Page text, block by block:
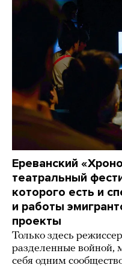
Ереванский
театральный
которого есть и
и работы
проекты
Только здесь
разделенные войной,
себя одним